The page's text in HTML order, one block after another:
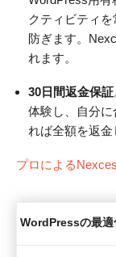
クティビティ
防ぎます。
れます。
30日間返金保証
体験し、自分
れば全額を返金
プロによる
WordPressの最適